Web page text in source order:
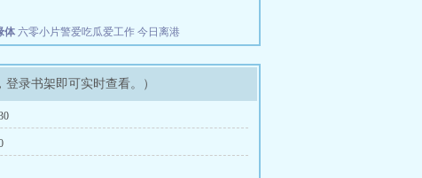
体 六零小片警爱吃瓜爱工作 今日离港
录书架即可实时查看。）